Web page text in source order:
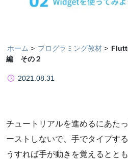
ホーム プログラミング教材
編 その２
2021.08.31
チュートリアルを進めるにあた
ーストしないで、手でタイプす
うすれば手が動きを覚えるとと